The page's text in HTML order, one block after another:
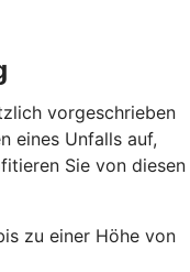
vorgeschrieben
eines Unfalls auf,
Sie von diesen
zu einer Höhe von